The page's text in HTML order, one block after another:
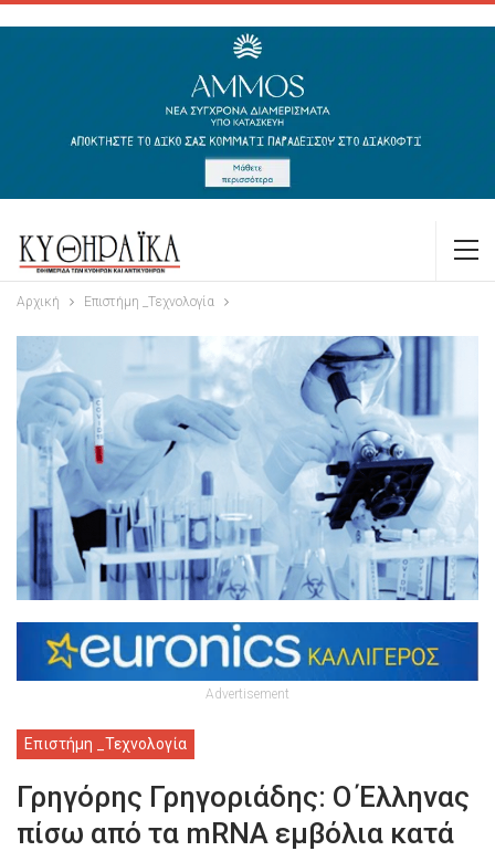
Αρχική Επιστήμη _Τεχνολογία
Advertisement
Επιστήμη _Τεχνολογία
Γρηγόρης Γρηγοριάδης: Ο Έλληνας
πίσω από τα mRNA εμβόλια κατά